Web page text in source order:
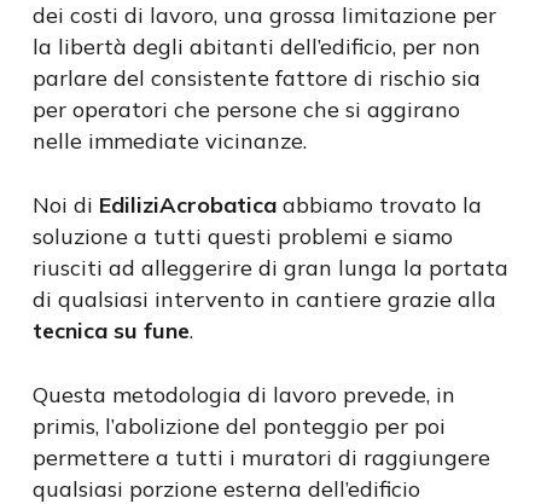
dei costi di lavoro, una grossa limitazione per
la libertà degli abitanti dell’edificio, per non
parlare del consistente fattore di rischio sia
per operatori che persone che si aggirano
nelle immediate vicinanze.
Noi di EdiliziAcrobaticaabbiamo trovato la
soluzione a tutti questi problemi e siamo
riusciti ad alleggerire di gran lunga la portata
di qualsiasi intervento in cantiere grazie alla
tecnica su fune.
Questa metodologia di lavoro prevede, in
primis, l’abolizione del ponteggio per poi
permettere a tutti i muratori di raggiungere
qualsiasi porzione esterna dell’edificio